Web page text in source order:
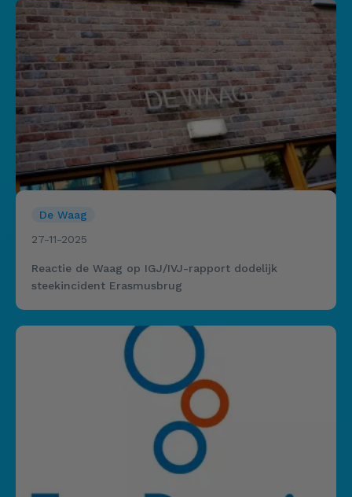
De Waag
27-11-2025
Reactie de Waag op IGJ/IVJ-rapport dodelijk
steekincident Erasmusbrug